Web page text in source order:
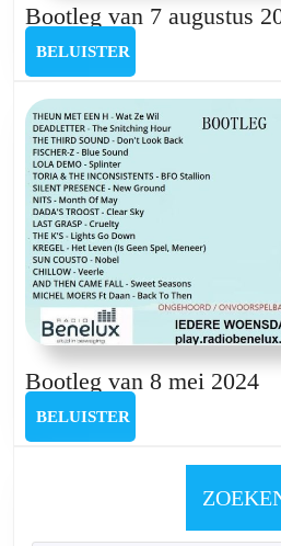
Bootleg van 7 augustus
BELUISTER
Bootleg van 8 mei 2024
BELUISTER